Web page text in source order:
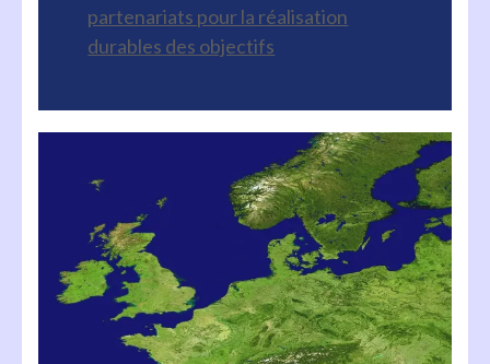
partenariats pour la réalisation
durables des objectifs